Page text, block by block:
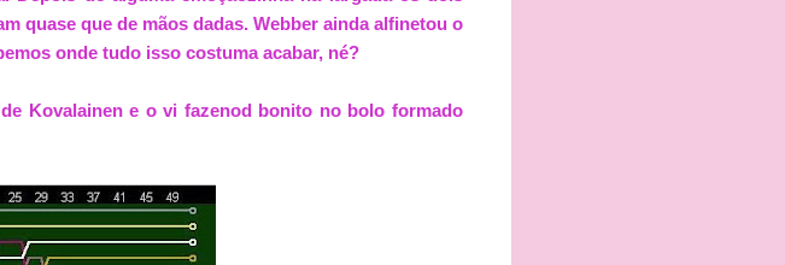
quase que de mãos dadas. Webber ainda alfinetou o
onde tudo isso costuma acabar, né?
Kovalainen e o vi fazenod bonito no bolo formado